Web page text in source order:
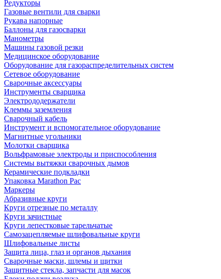
Редукторы
Газовые вентили для сварки
Рукава напорные
Баллоны для газосварки
Манометры
Машины газовой резки
Медицинское оборудование
Оборудование для газораспределительных систем
Сетевое оборудование
Сварочные аксессуары
Инструменты сварщика
Электрододержатели
Клеммы заземления
Сварочный кабель
Инструмент и вспомогательное оборудование
Магнитные угольники
Молотки сварщика
Вольфрамовые электроды и приспособления
Системы вытяжки сварочных дымов
Керамические подкладки
Упаковка Marathon Pac
Маркеры
Абразивные круги
Круги отрезные по металлу
Круги зачистные
Круги лепестковые тарельчатые
Самозацепляемые шлифовальные круги
Шлифовальные листы
Защита лица, глаз и органов дыхания
Сварочные маски, шлемы и щитки
Защитные стекла, запчасти для масок